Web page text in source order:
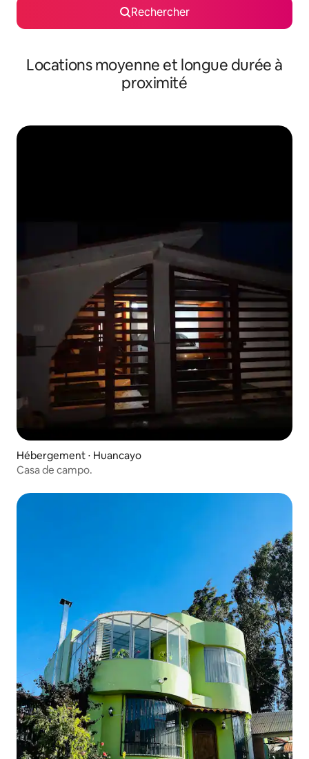
Rechercher
Locations moyenne et longue durée à
proximité
Hébergement ⋅ Huancayo
Casa de campo.